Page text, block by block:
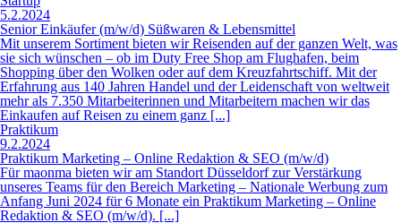
Praktikum
9.2.2024
Praktikum Marketing – Online Redaktion & SEO (m/w/d)
Für maonma bieten wir am Standort Düsseldorf zur Verstärkung
unseres Teams für den Bereich Marketing – Nationale Werbung zum
Anfang Juni 2024 für 6 Monate ein Praktikum Marketing – Online
Redaktion & SEO (m/w/d). [...]
Praktikum
14.2.2024
Praktikum Global Marketing Lip Care - Social Media Focus (w/
Wir bei Beiersdorf möchten dazu beitragen, dass sich Menschen in
ihrer Haut wohlfühlen - und unser Engagement geht weit über die
Pflege der Haut hinaus. Seit 140 Jahren entwickeln wir innovative
Haut- und Körperpflegeprodukte für bekannte Marken wie NIVEA,
Eucerin, La Prairie, Hansaplast und Labello. Wir handeln nach